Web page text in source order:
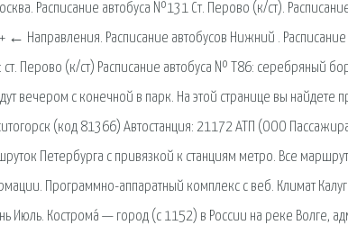
Расписание автобуса №131 Ст. Перово (к/ст).
Направления. Расписание автобусов Нижний .
Перово (к/ст) Расписание автобуса № Т86: серебряный
вечером с конечной в парк. На этой странице вы найдете
(код 81366) Автостанция: 21172 АТП (ООО
Петербурга с привязкой к станциям метро. Все
Программно-аппаратный комплекс с веб. Климат
Июль. Кострома́ — город (с 1152) в России на реке Волге,